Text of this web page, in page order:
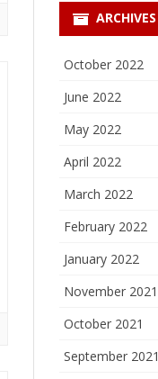
ARCHIVES
October 2022
June 2022
May 2022
April 2022
March 2022
February 2022
January 2022
November 2021
October 2021
September 2021